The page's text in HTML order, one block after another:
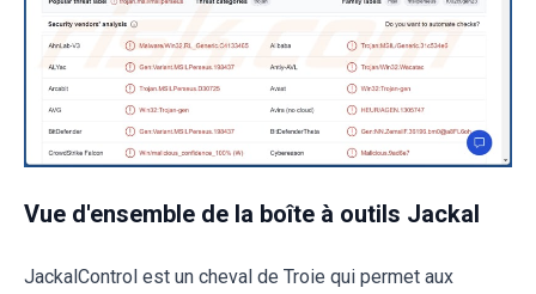
Vue d'ensemble de la boîte à outils Jackal
JackalControl est un cheval de Troie qui permet aux